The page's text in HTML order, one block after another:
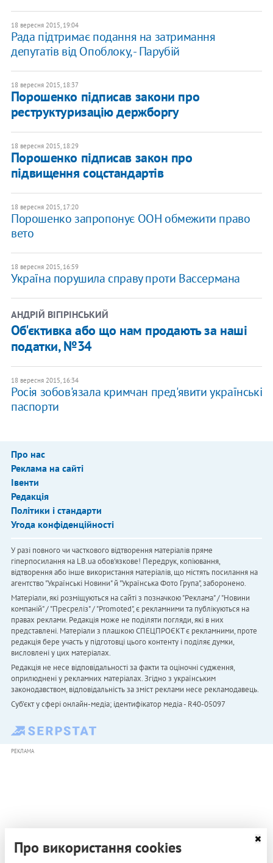
18 вересня 2015, 19:04
Рада підтримає подання на затримання
депутатів від Опоблоку, - Парубій
18 вересня 2015, 18:37
Порошенко підписав закони про
реструктуризацію держборгу
18 вересня 2015, 18:29
Порошенко підписав закон про
підвищення соцстандартів
18 вересня 2015, 17:20
Порошенко запропонує ООН обмежити право
вето
18 вересня 2015, 16:59
Україна порушила справу проти Вассермана
АНДРІЙ ВІГІРІНСЬКИЙ
Об'єктивка або що нам продають за наші
податки, №34
18 вересня 2015, 16:34
Росія зобов'язала кримчан пред'явити українські
паспорти
Про нас
Реклама на сайті
Івенти
Редакція
Політики і стандарти
Угода конфіденційності
У разі повного чи часткового відтворення матеріалів пряме
гіперпосилання на LB.ua обов'язкове! Передрук, копіювання,
відтворення або інше використання матеріалів, що містять посилання на
агентство "Українськi Новини" й "Українська Фото Група", заборонено.
Матеріали, які розміщуються на сайті з позначкою "Реклама" / "Новини
компаній" / "Пресреліз" / "Promoted", є рекламними та публікуються на
правах реклами. Редакція може не поділяти погляди, які в них
представлені. Матеріали з плашкою СПЕЦПРОЄКТ є рекламними, проте
редакція бере участь у підготовці цього контенту і поділяє думки,
висловлені у цих матеріалах.
Редакція не несе відповідальності за факти та оціночні судження,
оприлюднені у рекламних матеріалах. Згідно з українським
законодавством, відповідальність за зміст реклами несе рекламодавець.
Cуб'єкт у сфері онлайн-медіа; ідентифікатор медіа - R40-05097
РЕКЛАМА
Про використання cookies